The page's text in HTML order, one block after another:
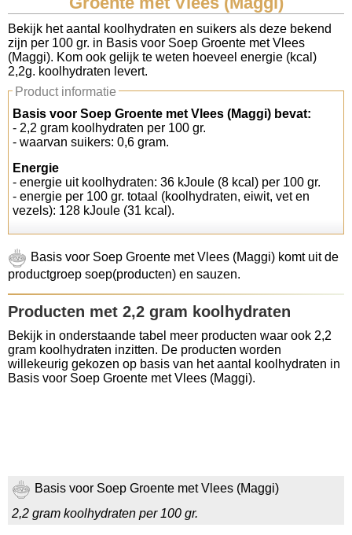
Koolhydraten tellen
Links
Bekijk het aantal koolhydraten en suikers als deze bekend
zijn per 100 gr. in Basis voor Soep Groente met Vlees
(Maggi). Kom ook gelijk te weten hoeveel energie (kcal)
2,2g. koolhydraten levert.
Product informatie
Basis voor Soep Groente met Vlees (Maggi) bevat:
- 2,2 gram koolhydraten per 100 gr.
- waarvan suikers: 0,6 gram.
Energie
- energie uit koolhydraten: 36 kJoule (8 kcal) per 100 gr.
- energie per 100 gr. totaal (koolhydraten, eiwit, vet en
vezels): 128 kJoule (31 kcal).
Basis voor Soep Groente met Vlees (Maggi) komt uit de
productgroep soep(producten) en sauzen.
Producten met 2,2 gram koolhydraten
Bekijk in onderstaande tabel meer producten waar ook 2,2
gram koolhydraten inzitten. De producten worden
willekeurig gekozen op basis van het aantal koolhydraten in
Basis voor Soep Groente met Vlees (Maggi).
Basis voor Soep Groente met Vlees (Maggi)
2,2 gram koolhydraten per 100 gr.